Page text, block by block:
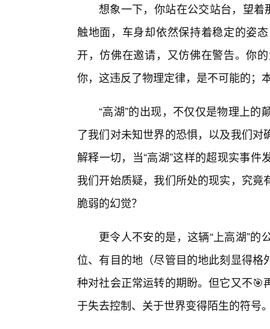
想象一下，你站在公交站台，望着
触地面，车身却依然保持着稳定的姿
开，仿佛在邀请，又仿佛在警告。你
你，这违反了物理定律，是不可能的；
“高湖”的出现，不仅仅是物理上
了我们对未知世界的恐惧，以及我们
解释一切，当“高湖”这样的超现实事
我们开始质疑，我们所处的现实，究
脆弱的幻觉？
更令人不安的是，这辆“上高湖”
位、有目的地（尽管目的地此刻显得
种对社会正常运转的期盼。但它又不
于失去控制、关于世界变得陌生的符号